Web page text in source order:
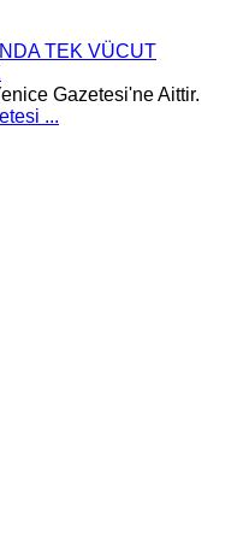
TEK VÜCUT
Gazetesi'ne Aittir.
...